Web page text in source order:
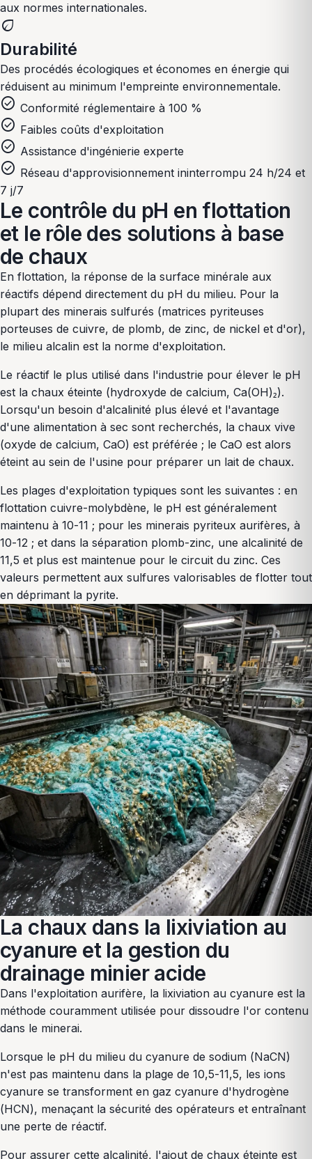
aux normes internationales.
eco
Durabilité
Des procédés écologiques et économes en énergie qui
réduisent au minimum l'empreinte environnementale.
check_circle Conformité réglementaire à 100 %
check_circle Faibles coûts d'exploitation
check_circle Assistance d'ingénierie experte
check_circle Réseau d'approvisionnement ininterrompu 24 h/24 et
7 j/7
Le contrôle du pH en flottation
et le rôle des solutions à base
de chaux
En flottation, la réponse de la surface minérale aux
réactifs dépend directement du pH du milieu. Pour la
plupart des minerais sulfurés (matrices pyriteuses
porteuses de cuivre, de plomb, de zinc, de nickel et d'or),
le milieu alcalin est la norme d'exploitation.
Le réactif le plus utilisé dans l'industrie pour élever le pH
est la chaux éteinte (hydroxyde de calcium, Ca(OH)₂).
Lorsqu'un besoin d'alcalinité plus élevé et l'avantage
d'une alimentation à sec sont recherchés, la chaux vive
(oxyde de calcium, CaO) est préférée ; le CaO est alors
éteint au sein de l'usine pour préparer un lait de chaux.
Les plages d'exploitation typiques sont les suivantes : en
flottation cuivre-molybdène, le pH est généralement
maintenu à 10-11 ; pour les minerais pyriteux aurifères, à
10-12 ; et dans la séparation plomb-zinc, une alcalinité de
11,5 et plus est maintenue pour le circuit du zinc. Ces
valeurs permettent aux sulfures valorisables de flotter tout
en déprimant la pyrite.
La chaux dans la lixiviation au
cyanure et la gestion du
drainage minier acide
Dans l'exploitation aurifère, la lixiviation au cyanure est la
méthode couramment utilisée pour dissoudre l'or contenu
dans le minerai.
Lorsque le pH du milieu du cyanure de sodium (NaCN)
n'est pas maintenu dans la plage de 10,5-11,5, les ions
cyanure se transforment en gaz cyanure d'hydrogène
(HCN), menaçant la sécurité des opérateurs et entraînant
une perte de réactif.
Pour assurer cette alcalinité, l'ajout de chaux éteinte est